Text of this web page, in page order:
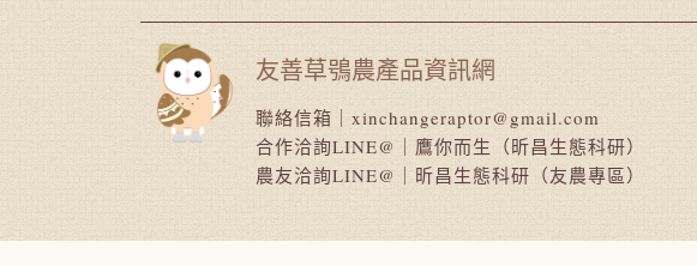
友善草鴞農產品資訊網
聯絡信箱｜xinchangeraptor@gmail.com
合作洽詢LINE@｜ 鷹你而生（昕昌生態科研）
農友洽詢LINE@｜ 昕昌生態科研（友農專區）